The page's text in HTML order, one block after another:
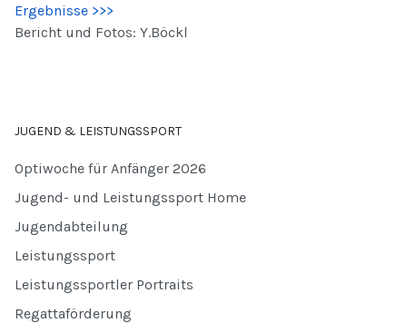
Ergebnisse >>>
Bericht und Fotos: Y.Böckl
JUGEND & LEISTUNGSSPORT
Optiwoche für Anfänger 2026
Jugend- und Leistungssport Home
Jugendabteilung
Leistungssport
Leistungssportler Portraits
Regattaförderung